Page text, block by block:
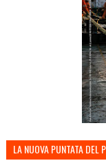
LA NUOVA PUNTATA DEL